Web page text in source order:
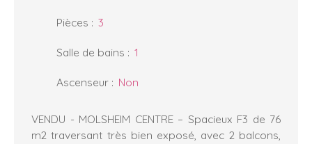
Pièces : 3
Salle de bains : 1
Ascenseur : Non
VENDU - MOLSHEIM CENTRE – Spacieux F3 de 76
m2 traversant très bien exposé, avec 2 balcons,